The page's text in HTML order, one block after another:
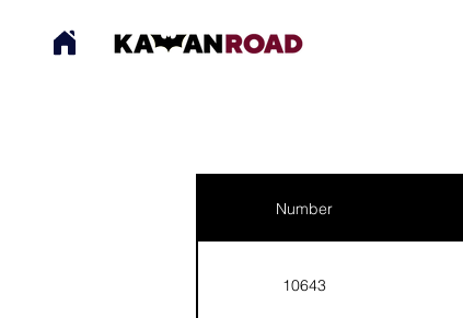
Number
10643